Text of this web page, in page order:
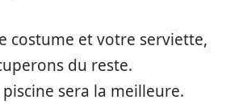
costume et votre serviette,
du reste.
sera la meilleure.